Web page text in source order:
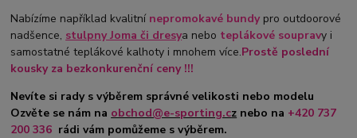
Nabízíme například kvalitní nepromokavé bundy pro outdoorové
nadšence, stulpny Joma či dresya nebo teplákové soupravy i
samostatné teplákové kalhoty i mnohem více.Prostě poslední
kousky za bezkonkurenční ceny !!!
Nevíte si rady s výběrem správné velikosti nebo modelu
Ozvěte se nám na obchod@e-sporting.cz nebo na +420 737
200 336 rádi vám pomůžeme s výběrem.